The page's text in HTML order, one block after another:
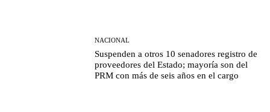
NACIONAL
Suspenden a otros 10 senadores registro de
proveedores del Estado; mayoría son del
PRM con más de seis años en el cargo